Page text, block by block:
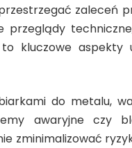
zaleceń
przeglądy
kluczowe aspekty
do metalu,
awaryjne czy
zminimalizować